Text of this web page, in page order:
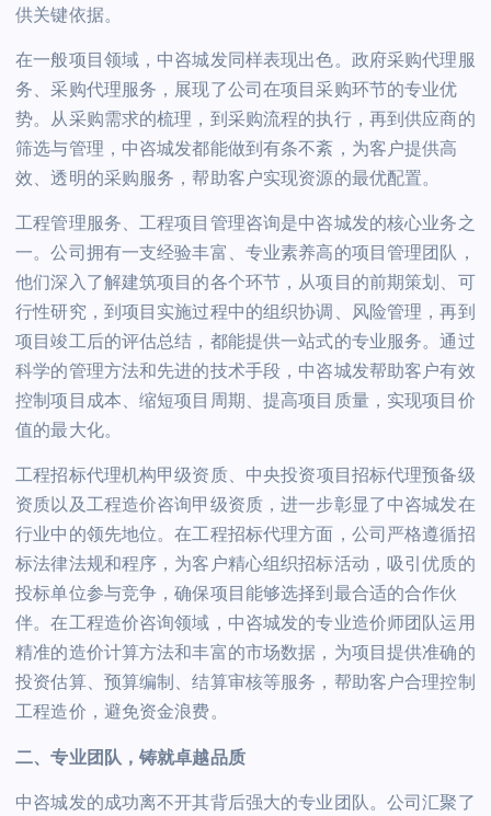
供关键依据。
在一般项目领域，中咨城发同样表现出色。政府采购代理服
务、采购代理服务，展现了公司在项目采购环节的专业优
势。从采购需求的梳理，到采购流程的执行，再到供应商的
筛选与管理，中咨城发都能做到有条不紊，为客户提供高
效、透明的采购服务，帮助客户实现资源的最优配置。
工程管理服务、工程项目管理咨询是中咨城发的核心业务之
一。公司拥有一支经验丰富、专业素养高的项目管理团队，
他们深入了解建筑项目的各个环节，从项目的前期策划、可
行性研究，到项目实施过程中的组织协调、风险管理，再到
项目竣工后的评估总结，都能提供一站式的专业服务。通过
科学的管理方法和先进的技术手段，中咨城发帮助客户有效
控制项目成本、缩短项目周期、提高项目质量，实现项目价
值的最大化。
工程招标代理机构甲级资质、 中央投资项目招标代理预备级
资质以及工程造价咨询甲级资质，进一步彰显了中咨城发在
行业中的领先地位。在工程招标代理方面，公司严格遵循招
标法律法规和程序，为客户精心组织招标活动，吸引优质的
投标单位参与竞争，确保项目能够选择到最合适的合作伙
伴。在工程造价咨询领域，中咨城发的专业造价师团队运用
精准的造价计算方法和丰富的市场数据，为项目提供准确的
投资估算、预算编制、结算审核等服务，帮助客户合理控制
工程造价，避免资金浪费。
二、专业团队，铸就卓越品质
中咨城发的成功离不开其背后强大的专业团队。公司汇聚了